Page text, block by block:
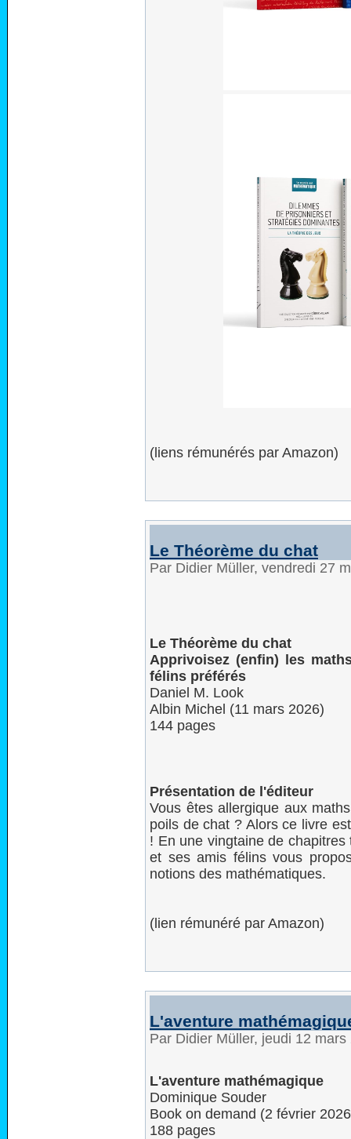
(liens rémunérés par Amazon)
Le Théorème du chat
Par Didier Müller, vendredi 27
Le Théorème du chat
Apprivoisez (enfin) les
félins préférés
Daniel M. Look
‎Albin Michel (11 mars 2026)
144 pages
Présentation de l'éditeur
Vous êtes allergique aux
poils de chat ? Alors ce livre
! En une vingtaine de
et ses amis félins vous
notions des mathématiques.
(lien rémunéré par Amazon)
L'aventure
Par Didier Müller, jeudi 12
L'aventure mathémagique
Dominique Souder
Book on demand (2 février
188 pages